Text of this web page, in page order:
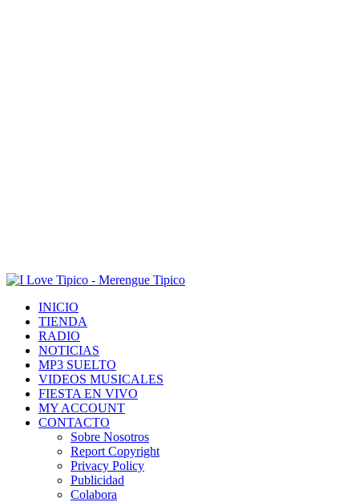
INICIO
TIENDA
RADIO
NOTICIAS
MP3 SUELTO
VIDEOS MUSICALES
FIESTA EN VIVO
MY ACCOUNT
CONTACTO
Sobre Nosotros
Report Copyright
Privacy Policy
Publicidad
Colabora